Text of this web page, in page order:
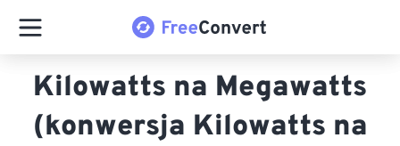
Kilowatts na Megawatts
(konwersja Kilowatts na